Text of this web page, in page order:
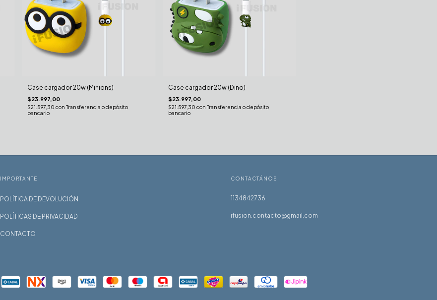
Case cargador 20w (Minions)
$23.997,00
$21.597,30 con Transferencia o depósito
bancario
Case cargador 20w (Dino)
$23.997,00
$21.597,30 con Transferencia o depósito
bancario
IMPORTANTE
POLÍTICA DE DEVOLUCIÓN
POLÍTICAS DE PRIVACIDAD
CONTACTO
CONTACTÁNOS
1134842736
ifusion.contacto@gmail.com